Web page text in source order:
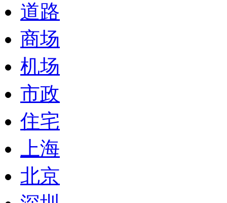
道路
商场
机场
市政
住宅
上海
北京